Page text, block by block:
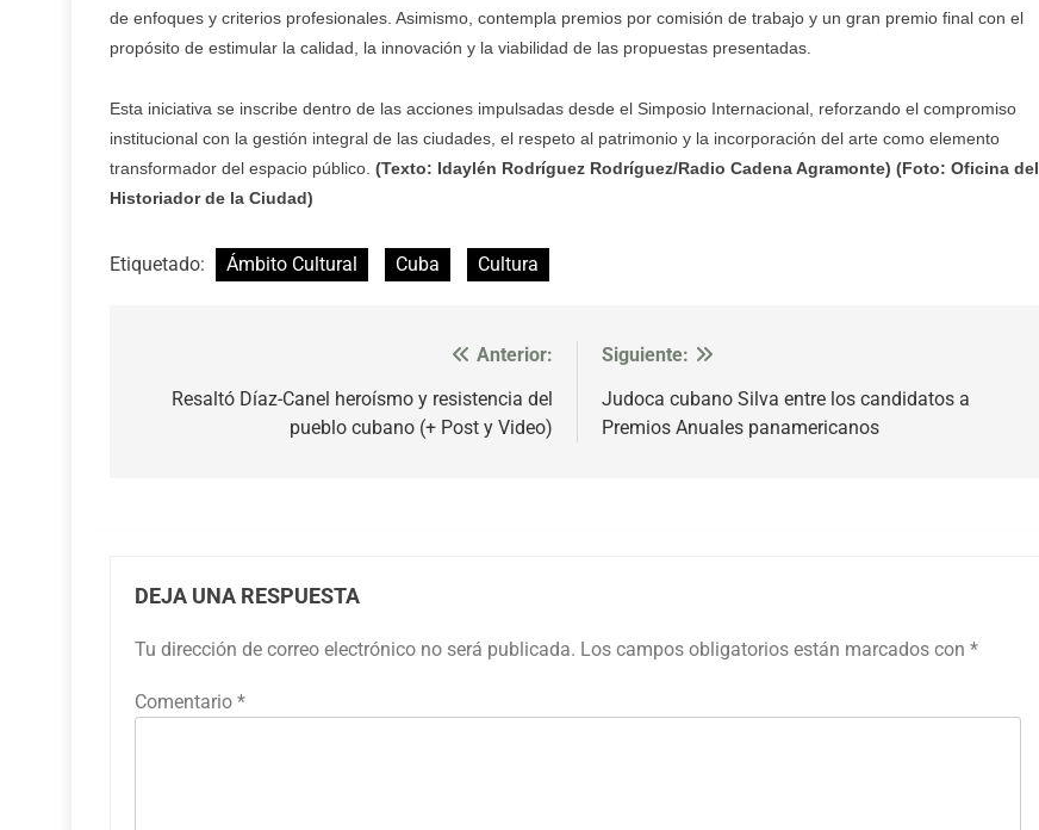
de enfoques y criterios profesionales. Asimismo, contempla premios por comisión de trabajo y un gran premio final con el
propósito de estimular la calidad, la innovación y la viabilidad de las propuestas presentadas.
Esta iniciativa se inscribe dentro de las acciones impulsadas desde el Simposio Internacional, reforzando el compromiso
institucional con la gestión integral de las ciudades, el respeto al patrimonio y la incorporación del arte como elemento
transformador del espacio público. (Texto: Idaylén Rodríguez Rodríguez/Radio Cadena Agramonte) (Foto: Oficina del
Historiador de la Ciudad)
Etiquetado: Ámbito Cultural Cuba Cultura
Anterior:
Resaltó Díaz-Canel heroísmo y resistencia del
pueblo cubano (+ Post y Video)
Siguiente:
Judoca cubano Silva entre los candidatos a
Premios Anuales panamericanos
DEJA UNA RESPUESTA
Tu dirección de correo electrónico no será publicada. Los campos obligatorios están marcados con *
Comentario *